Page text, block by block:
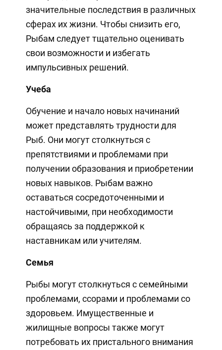
значительные последствия в различных
сферах их жизни. Чтобы снизить его,
Рыбам следует тщательно оценивать
свои возможности и избегать
импульсивных решений.
Учеба
Обучение и начало новых начинаний
может представлять трудности для
Рыб. Они могут столкнуться с
препятствиями и проблемами при
получении образования и приобретении
новых навыков. Рыбам важно
оставаться сосредоточенными и
настойчивыми, при необходимости
обращаясь за поддержкой к
наставникам или учителям.
Семья
Рыбы могут столкнуться с семейными
проблемами, ссорами и проблемами со
здоровьем. Имущественные и
жилищные вопросы также могут
потребовать их пристального внимания